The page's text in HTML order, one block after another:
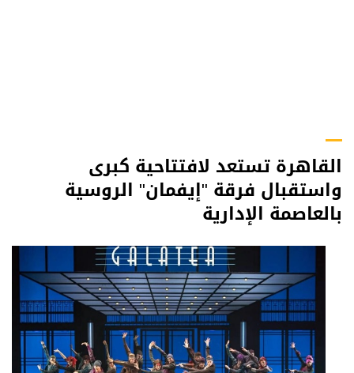
القاهرة تستعد لافتتاحية كبرى
واستقبال فرقة "إيفمان" الروسية
بالعاصمة الإدارية